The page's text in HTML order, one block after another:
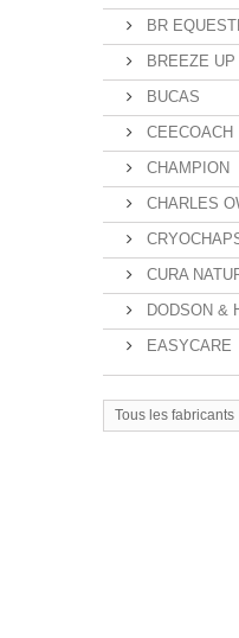
BR
BREEZE UP
BUCAS
CEECOACH
CHAMPION
CHARLES
CURA
DODSON &
EASYCARE
Tous les fabricants